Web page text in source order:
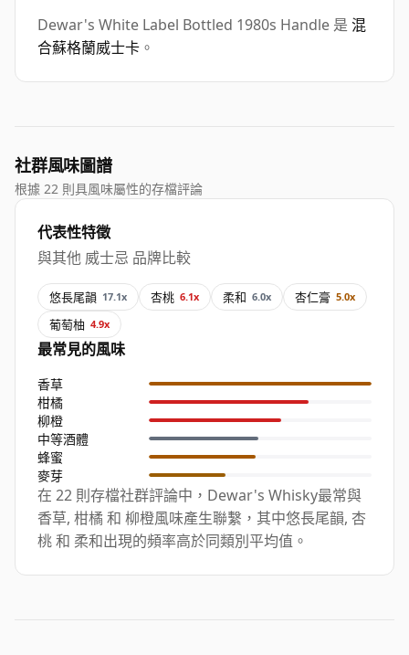
Dewar's White Label Bottled 1980s Handle 是 混
合蘇格蘭威士卡 。
社群風味圖譜
根據 22 則具風味屬性的存檔評論
代表性特徵
與其他 威士忌 品牌比較
悠長尾韻 17.1x 杏桃 6.1x 柔和 6.0x 杏仁膏 5.0x
葡萄柚 4.9x
最常見的風味
香草
柑橘
柳橙
中等酒體
蜂蜜
麥芽
在 22 則存檔社群評論中，Dewar's Whisky最常與
香草, 柑橘 和 柳橙風味產生聯繫，其中悠長尾韻, 杏
桃 和 柔和出現的頻率高於同類別平均值。